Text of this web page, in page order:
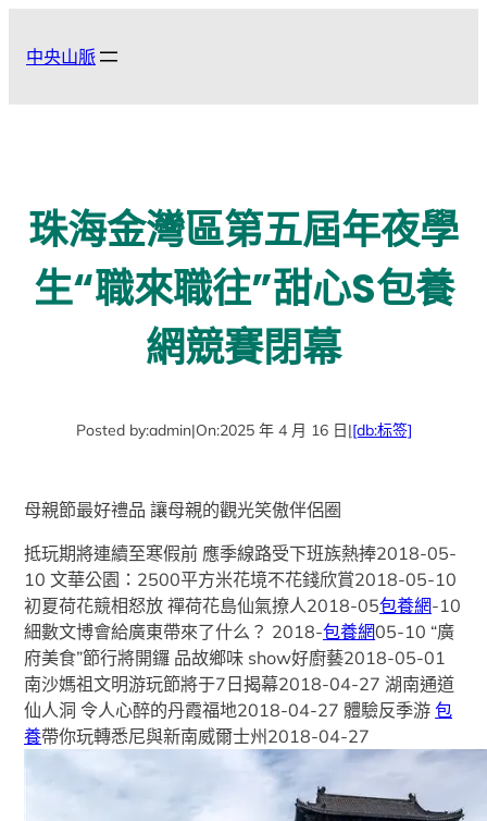
中央山脈
珠海金灣區第五屆年夜學
生“職來職往”甜心S包養
網競賽閉幕
Posted by:admin|On:2025 年 4 月 16 日|[db:标签]
母親節最好禮品 讓母親的觀光笑傲伴侶圈
抵玩期將連續至寒假前 應季線路受下班族熱捧2018-05-
10 文華公園：2500平方米花境不花錢欣賞2018-05-10
初夏荷花競相怒放 禪荷花島仙氣撩人2018-05包養網-10
細數文博會給廣東帶來了什么？ 2018-包養網05-10 “廣
府美食”節行將開鑼 品故鄉味 show好廚藝2018-05-01
南沙媽祖文明游玩節將于7日揭幕2018-04-27 湖南通道
仙人洞 令人心醉的丹霞福地2018-04-27 體驗反季游包
養帶你玩轉悉尼與新南威爾士州2018-04-27